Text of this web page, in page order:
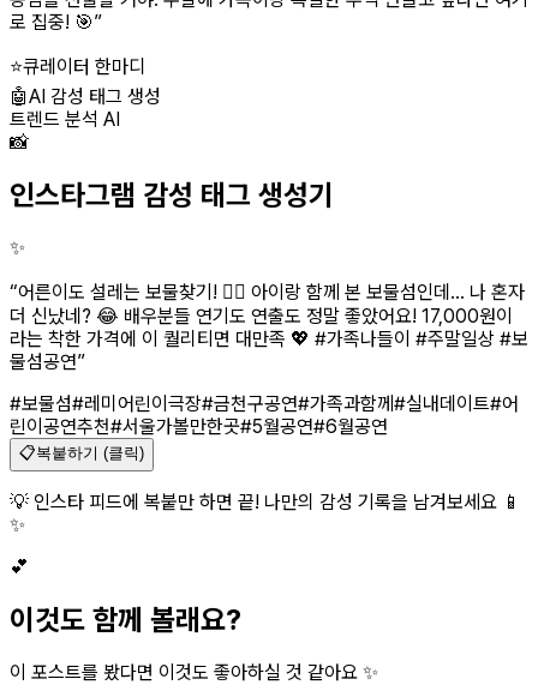
로 집중! 🎯”
⭐큐레이터 한마디
🤖AI 감성 태그 생성
트렌드 분석 AI
📸
인스타그램 감성 태그 생성기
✨
“어른이도 설레는 보물찾기! 🏴‍☠️ 아이랑 함께 본 보물섬인데... 나 혼자
더 신났네? 😂 배우분들 연기도 연출도 정말 좋았어요! 17,000원이
라는 착한 가격에 이 퀄리티면 대만족 💖 #가족나들이 #주말일상 #보
물섬공연”
#보물섬#레미어린이극장#금천구공연#가족과함께#실내데이트#어
린이공연추천#서울가볼만한곳#5월공연#6월공연
📋복붙하기 (클릭)
💡 인스타 피드에 복붙만 하면 끝! 나만의 감성 기록을 남겨보세요 📱
✨
💕
이것도 함께 볼래요?
이 포스트를 봤다면 이것도 좋아하실 것 같아요 ✨